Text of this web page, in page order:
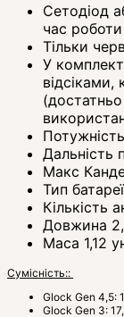
Сетодіод
час
Тільки
У
відсіками,
Дальність
Макс
Тип
Кількість
Довжина
Маса 1,12
Сумісність::
Glock Gen 4,5:
Glock Gen 3: